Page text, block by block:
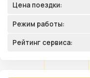
Цена поездки:
Режим работы:
Рейтинг сервиса: